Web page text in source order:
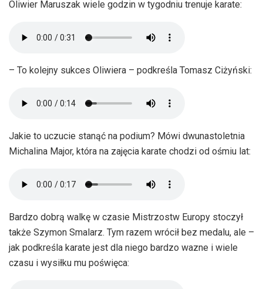
Oliwier Maruszak wiele godzin w tygodniu trenuje karate:
– To kolejny sukces Oliwiera – podkreśla Tomasz Ciżyński:
Jakie to uczucie stanąć na podium? Mówi dwunastoletnia
Michalina Major, która na zajęcia karate chodzi od ośmiu lat:
Bardzo dobrą walkę w czasie Mistrzostw Europy stoczył
także Szymon Smalarz. Tym razem wrócił bez medalu, ale –
jak podkreśla karate jest dla niego bardzo wazne i wiele
czasu i wysiłku mu poświęca: